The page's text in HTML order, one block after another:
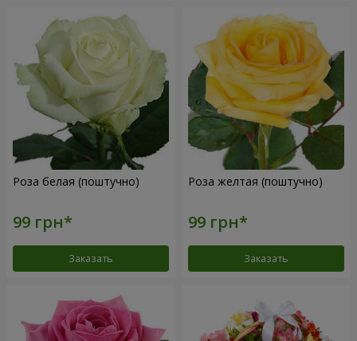
Роза белая (поштучно)
Заказать
Роза желтая (поштучно)
Заказать